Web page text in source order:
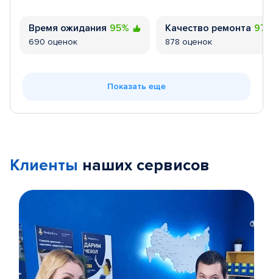
Время ожидания 95%
690 оценок
Качество ремонта
878 оценок
Показать еще
Клиенты наших сервисов